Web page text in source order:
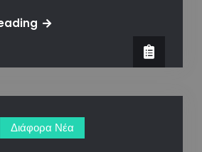
Ψηφιακό
εφαρμογή
για
Διάφορα Νέα